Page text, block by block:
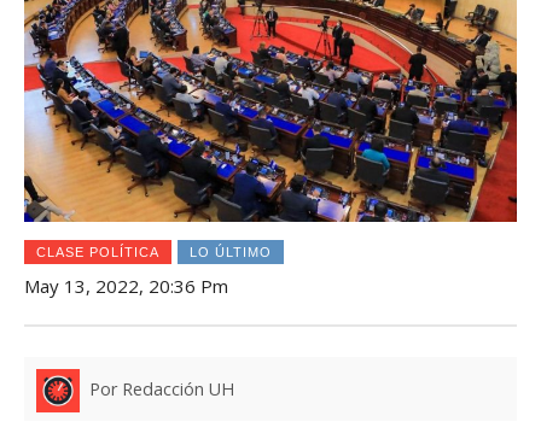
CLASE POLÍTICA LO ÚLTIMO
May 13, 2022, 20:36 Pm
Por Redacción UH